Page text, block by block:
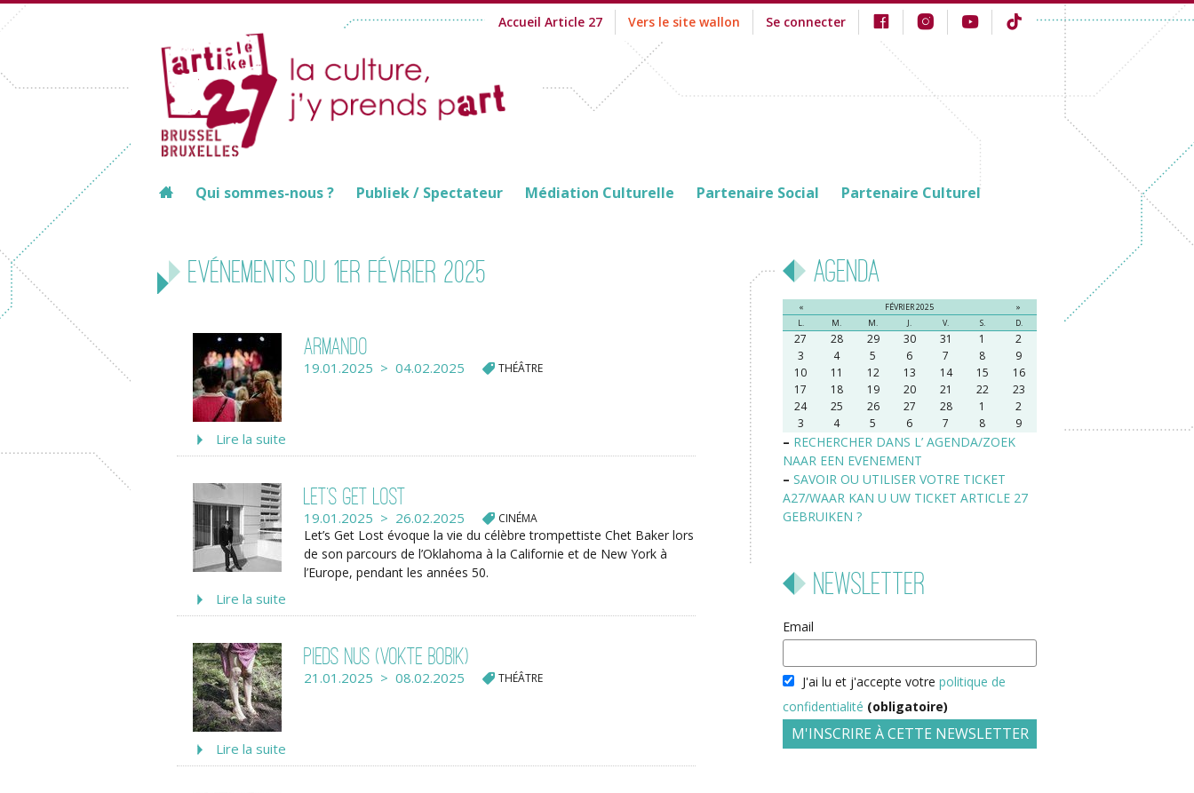
Accueil Article 27 Vers le site wallon Se connecter
Qui sommes-nous ? Publiek / Spectateur Médiation Culturelle Partenaire Social Partenaire Culturel
Evénements du 1er février 2025
Armando
19.01.2025 > 04.02.2025 THÉÂTRE
Lire la suite
Let’s get lost
19.01.2025 > 26.02.2025 CINÉMA
Let’s Get Lost évoque la vie du célèbre trompettiste Chet Baker lors
de son parcours de l’Oklahoma à la Californie et de New York à
l’Europe, pendant les années 50.
Lire la suite
Pieds nus (vokte bobik)
21.01.2025 > 08.02.2025 THÉÂTRE
Lire la suite
Agenda
« FÉVRIER 2025
»
L.
M. M. J. V. S. D.
27 28 29 30 31 1
2
3
4 5 6 7 8
9
10
11 12 13 14 15
16
17
18 19 20 21 22
23
24
25 26 27 28 1
2
3
4 5 6 7 8 9
– RECHERCHER DANS L’ AGENDA/ZOEK
NAAR EEN EVENEMENT
– SAVOIR OU UTILISER VOTRE TICKET
A27/WAAR KAN U UW TICKET ARTICLE 27
GEBRUIKEN ?
Newsletter
Email
J'ai lu et j'accepte votre politique de
confidentialité (obligatoire)